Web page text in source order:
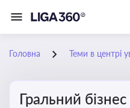
Головна Теми в центрі
Гральний бізнес